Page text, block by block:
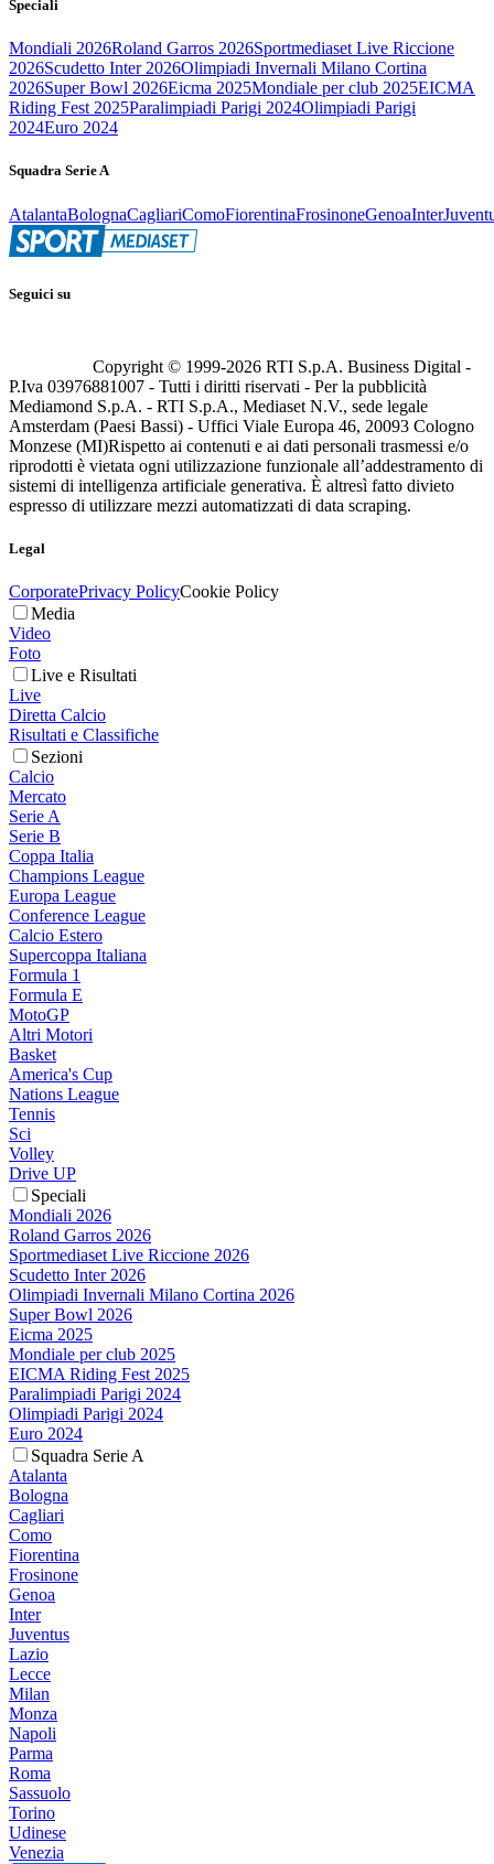
Speciali
Mondiali 2026Roland Garros 2026Sportmediaset Live Riccione
2026Scudetto Inter 2026Olimpiadi Invernali Milano Cortina
2026Super Bowl 2026Eicma 2025Mondiale per club 2025EICMA
Riding Fest 2025Paralimpiadi Parigi 2024Olimpiadi Parigi
2024Euro 2024
Squadra Serie A
AtalantaBolognaCagliariComoFiorentinaFrosinoneGenoaInter
Seguici su
Copyright © 1999-2026 RTI S.p.A. Business Digital -
P.Iva 03976881007 - Tutti i diritti riservati - Per la pubblicità
Mediamond S.p.A. - RTI S.p.A., Mediaset N.V., sede legale
Amsterdam (Paesi Bassi) - Uffici Viale Europa 46, 20093 Cologno
Monzese (MI)Rispetto ai contenuti e ai dati personali trasmessi e/o
riprodotti è vietata ogni utilizzazione funzionale all’addestramento di
sistemi di intelligenza artificiale generativa. È altresì fatto divieto
espresso di utilizzare mezzi automatizzati di data scraping.
Legal
CorporatePrivacy PolicyCookie Policy
Media
Video
Foto
Live e Risultati
Live
Diretta Calcio
Risultati e Classifiche
Sezioni
Calcio
Mercato
Serie A
Serie B
Coppa Italia
Champions League
Europa League
Conference League
Calcio Estero
Supercoppa Italiana
Formula 1
Formula E
MotoGP
Altri Motori
Basket
America's Cup
Nations League
Tennis
Sci
Volley
Drive UP
Speciali
Mondiali 2026
Roland Garros 2026
Sportmediaset Live Riccione 2026
Scudetto Inter 2026
Olimpiadi Invernali Milano Cortina 2026
Super Bowl 2026
Eicma 2025
Mondiale per club 2025
EICMA Riding Fest 2025
Paralimpiadi Parigi 2024
Olimpiadi Parigi 2024
Euro 2024
Squadra Serie A
Atalanta
Bologna
Cagliari
Como
Fiorentina
Frosinone
Genoa
Inter
Juventus
Lazio
Lecce
Milan
Monza
Napoli
Parma
Roma
Sassuolo
Torino
Udinese
Venezia